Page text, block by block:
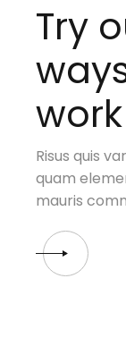
Try
Risus quis
quam
mauris